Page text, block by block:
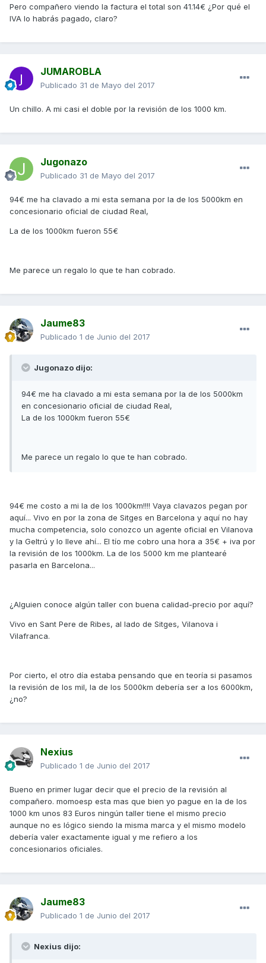
Pero compañero viendo la factura el total son 41.14€ ¿Por qué el
IVA lo habrás pagado, claro?
JUMAROBLA
Publicado 31 de Mayo del 2017
Un chillo. A mi casi el doble por la revisión de los 1000 km.
Jugonazo
Publicado 31 de Mayo del 2017
94€ me ha clavado a mi esta semana por la de los 5000km en
concesionario oficial de ciudad Real,
La de los 1000km fueron 55€
Me parece un regalo lo que te han cobrado.
Jaume83
Publicado 1 de Junio del 2017
Jugonazo dijo:
94€ me ha clavado a mi esta semana por la de los 5000km
en concesionario oficial de ciudad Real,
La de los 1000km fueron 55€
Me parece un regalo lo que te han cobrado.
94€ me costo a mi la de los 1000km!!!! Vaya clavazos pegan por
aquí... Vivo en por la zona de Sitges en Barcelona y aquí no hay
mucha competencia, solo conozco un agente oficial en Vilanova
y la Geltrú y lo lleve ahí... El tío me cobro una hora a 35€ + iva por
la revisión de los 1000km. La de los 5000 km me plantearé
pasarla en Barcelona...
¿Alguien conoce algún taller con buena calidad-precio por aquí?
Vivo en Sant Pere de Ribes, al lado de Sitges, Vilanova i
Vilafranca.
Por cierto, el otro día estaba pensando que en teoría si pasamos
la revisión de los mil, la de los 5000km debería ser a los 6000km,
¿no?
Nexius
Publicado 1 de Junio del 2017
Bueno en primer lugar decir que el precio de la revisión al
compañero. momoesp esta mas que bien yo pague en la de los
1000 km unos 83 Euros ningún taller tiene el mismo precio
aunque no es lógico siendo la misma marca y el mismo modelo
debería valer exactamente igual y me refiero a los
concesionarios oficiales.
Jaume83
Publicado 1 de Junio del 2017
Nexius dijo: